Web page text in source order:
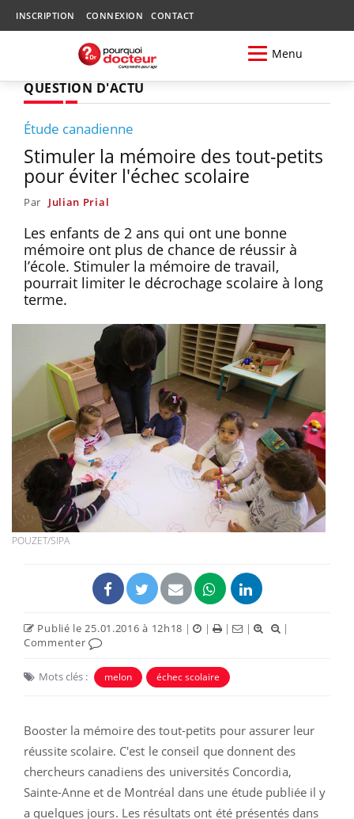
INSCRIPTION CONNEXION CONTACT
Menu
QUESTION D'ACTU
Étude canadienne
Stimuler la mémoire des tout-petits
pour éviter l'échec scolaire
Par Julian Prial
Les enfants de 2 ans qui ont une bonne
mémoire ont plus de chance de réussir à
l’école. Stimuler la mémoire de travail,
pourrait limiter le décrochage scolaire à long
terme.
POUZET/SIPA
Publié le 25.01.2016 à 12h18 | | | |
|
Commenter
Mots clés : melon échec scolaire
Booster la mémoire des tout-petits pour assurer leur
réussite scolaire. C'est le conseil que donnent des
chercheurs canadiens des universités Concordia,
Sainte-Anne et de Montréal dans une étude publiée il y
a quelques jours. Les résultats ont été présentés dans